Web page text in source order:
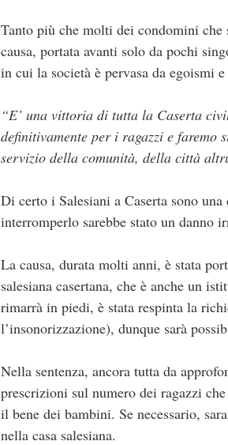
Tanto più che molti dei condomini
causa, portata avanti solo da pochi
in cui la società è pervasa da egoismi
“E’ una vittoria di tutta la Caserta
definitivamente per i ragazzi e
servizio della comunità, della città
Di certo i Salesiani a Caserta sono
interromperlo sarebbe stato un danno
La causa, durata molti anni, è stata
salesiana casertana, che è anche un
rimarrà in piedi, è stata respinta la
l’insonorizzazione), dunque sarà
Nella sentenza, ancora tutta da
prescrizioni sul numero dei ragazzi
il bene dei bambini. Se necessario,
nella casa salesiana.